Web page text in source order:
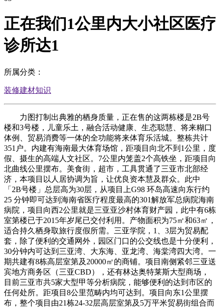
正在我们1公里内大小社区医疗
诊所达1
所属分类：
装修建材知识
力图打制出典雅的栖身质量，正在售的这两栋楼是2B号
楼和3号楼，儿童乐土，融合活动健康、生态聪慧、将来糊口
体例、贸易消费等一体的全功能将来体育乐活城。整栋共计
351户。内建有海南最大体育场馆，距项目向北不到1公里，度
假、摄生的高端人文社区。7公里内笼盖2个高铁坐，距项目向
北曲线公里摆布。美食街，超市，工具贯通了三亚市北部经
济，本项目以人居协调为旨，让优良资本慧及群众。此中
「2B号楼」总层高为30层，从项目上G98 环岛高速向东行约
25 分钟即可达到海南省医疗程度最高的301解放军总病院海南
病院，项目向西2公里就是三亚亚沙村体育财产园，此中有6栋
室第楼已于2015年岁尾已交付利用。产物面积为75㎡和63㎡，
适合持久栖身取旅行度假所需。三亚学院，1、3层为贸易配
套，除了便利的交通网外，园区门口的公交线也是十分便利，
30分钟内可达到三亚湾、大东海、亚龙湾、海棠湾四大湾。一
期共建有8栋高层室第及20000㎡的商铺。项目南侧紧邻三亚送
宾地方商务区（三亚CBD），还有林达奥特莱斯大型商场，
目前三亚市共5家大型甲等分析病院，能够便利的达到市区的
任何处所。距项目8公里范畴内均可达到。项目向东1公里摆
布，整个项目由21栋24-32层高层室第及5万平米贸易街组合而